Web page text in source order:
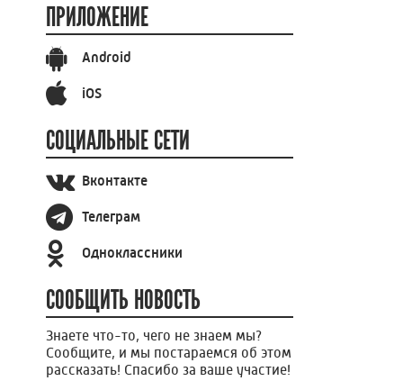
ПРИЛОЖЕНИЕ
Android
iOS
СОЦИАЛЬНЫЕ СЕТИ
Вконтакте
Телеграм
Одноклассники
СООБЩИТЬ НОВОСТЬ
Знаете что-то, чего не знаем мы?
Сообщите, и мы постараемся об этом
рассказать! Спасибо за ваше участие!